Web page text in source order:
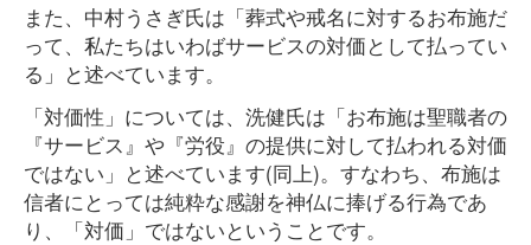
また、中村うさぎ氏は「葬式や戒名に対するお布施だ
って、私たちはいわばサービスの対価として払ってい
る」と述べています。
「対価性」については、洗健氏は「お布施は聖職者の
『サービス』や『労役』の提供に対して払われる対価
ではない」と述べています(同上)。すなわち、布施は
信者にとっては純粋な感謝を神仏に捧げる行為であ
り、「対価」ではないということです。